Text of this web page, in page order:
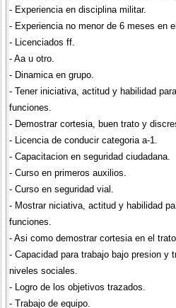
- Experiencia en disciplina militar.
- Experiencia no menor de 6 meses en
- Licenciados ff.
- Aa u otro.
- Dinamica en grupo.
- Tener iniciativa, actitud y habilidad
funciones.
- Demostrar cortesia, buen trato y
- Licencia de conducir categoria a-1.
- Capacitacion en seguridad ciudadana.
- Curso en primeros auxilios.
- Curso en seguridad vial.
- Mostrar niciativa, actitud y habilidad
funciones.
- Asi como demostrar cortesia en el
- Capacidad para trabajo bajo presion y
niveles sociales.
- Logro de los objetivos trazados.
- Trabajo de equipo.